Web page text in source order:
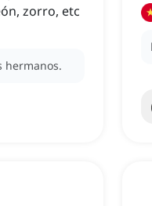
zorro, etc
hermanos.